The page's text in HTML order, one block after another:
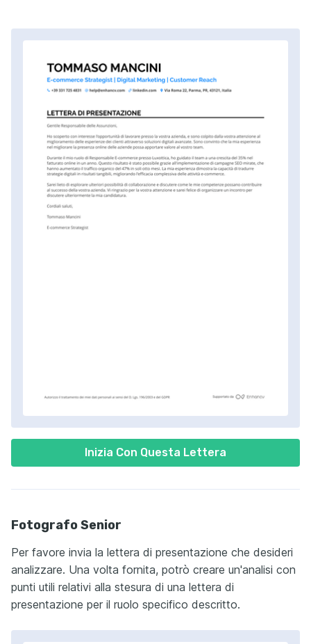
Inizia Con Questa Lettera
Fotografo Senior
Per favore invia la lettera di presentazione che desideri
analizzare. Una volta fornita, potrò creare un'analisi con
punti utili relativi alla stesura di una lettera di
presentazione per il ruolo specifico descritto.